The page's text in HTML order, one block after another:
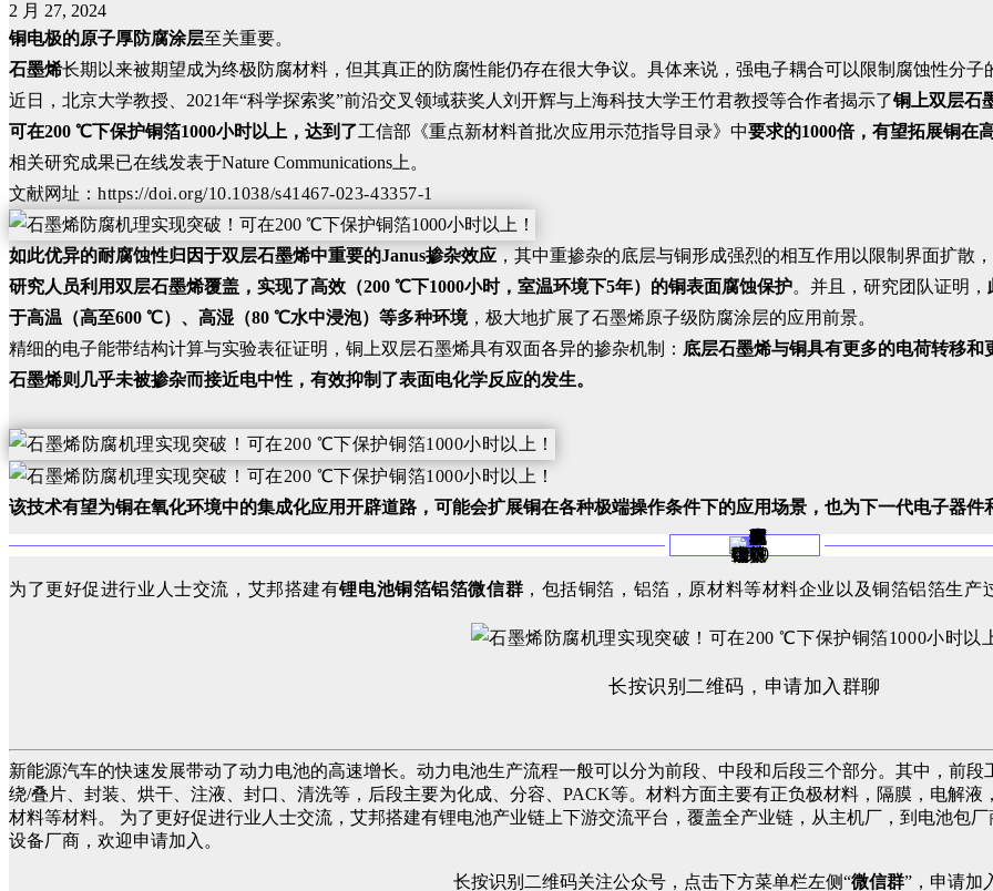
2 月 27, 2024
铜电极的原子厚防腐涂层至关重要。
石墨烯长期以来被期望成为终极防腐材料，但其真正的防腐性能仍存在很大争议。具体来说，强电子耦合可以限制腐蚀性分
近日，北京大学教授、2021年“科学探索奖”前沿交叉领域获奖人刘开辉与上海科技大学王竹君教授等合作者揭示了铜上双层石
可在200 ℃下保护铜箔1000小时以上，达到了工信部《重点新材料首批次应用示范指导目录》中要求的1000倍，有望拓展铜在
相关研究成果已在线发表于Nature Communications上。
文献网址： https://doi.org/10.1038/s41467-023-43357-1
如此优异的耐腐蚀性归因于双层石墨烯中重要的Janus掺杂效应 ，其中重掺杂的底层与铜形成强烈的相互作用以限制界面扩散
研究人员利用双层石墨烯覆盖，实现了高效（200 ℃下1000小时，室温环境下5年）的铜表面腐蚀保护。并且，研究团队证明，
于高温（高至600 ℃）、高湿（80 ℃水中浸泡）等多种环境，极大地扩展了石墨烯原子级防腐涂层的应用前景。
精细的电子能带结构计算与实验表征证明，铜上双层石墨烯具有双面各异的掺杂机制： 底层石墨烯与铜具有更多的电荷转移
石墨烯则几乎未被掺杂而接近电中性，有效抑制了表面电化学反应的发生。
该技术有望为铜在氧化环境中的集成化应用开辟道路，可能会扩展铜在各种极端操作条件下的应用场景，也为下一代电子器
为了更好促进行业人士交流，艾邦搭建有锂电池铜箔铝箔微信群 ，包括铜箔，铝箔，原材料等材料企业以及铜箔铝箔生
长按识别二维码，申请加入群聊
新能源汽车的快速发展带动了动力电池的高速增长。动力电池生产流程一般可以分为前段、中段和后段三个部分。其中，前
绕/叠片、封装、烘干、注液、封口、清洗等，后段主要为化成、分容、PACK等。材料方面主要有正负极材料，隔膜，电解
材料等材料。 为了更好促进行业人士交流，艾邦搭建有锂电池产业链上下游交流平台，覆盖全产业链，从主机厂，到电池包
设备厂商，欢迎申请加入。
长按识别二维码关注公众号，点击下方菜单栏左侧“微信群”，申请加